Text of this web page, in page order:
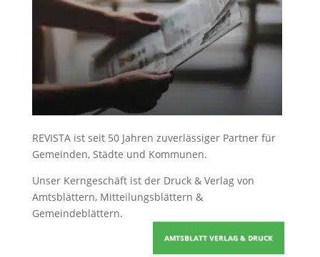
REVISTA ist seit 50 Jahren zuverlässiger Partner für
Gemeinden, Städte und Kommunen.
Unser Kerngeschäft ist der Druck & Verlag von
Amtsblättern, Mitteilungsblättern &
Gemeindeblättern.
AMTSBLATT VERLAG & DRUCK